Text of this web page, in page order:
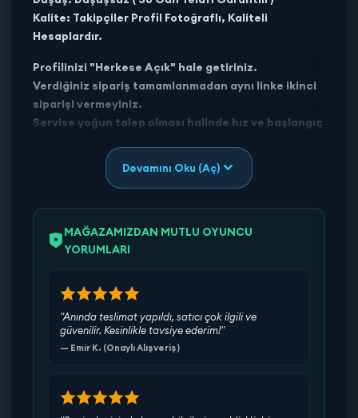
Kalite: Takipçiler Profil Fotoğraflı, Kaliteli
Hesaplardır.
Profilinizi "Herkese Açık" hale getiriniz.
Verdiğiniz sipariş tamamlanmadan aynı linke ikinci
siparişi vermeyiniz.
Servise yoğun talep olması halinde hız ve başlangıç
Satın alırken profil linkinizi doğru biçimde giriniz,
yanlış link gönderim sonucu siparişiniz iptal edilir.
https://www.tiktok.com/@opssgamershopofficial
Almak istediğiniz sipariş adeti ilanlarımızda
Devamını Oku (Aç)
MAĞAZAMIZDAN MUTLU OYUNCU
YORUMLARI
"Anında teslimat yapıldı, satıcı çok ilgili ve
güvenilir. Kesinlikle tavsiye ederim!"
— Emir K. (Onaylı Alışveriş)